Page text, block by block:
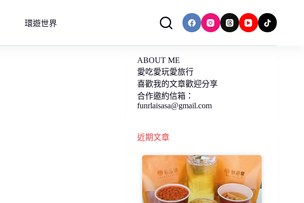
環遊世界
ABOUT ME
愛吃愛玩愛旅行
喜歡我的文章歡迎分享
合作邀約信箱：
funrlaisasa@gmail.com
近期文章